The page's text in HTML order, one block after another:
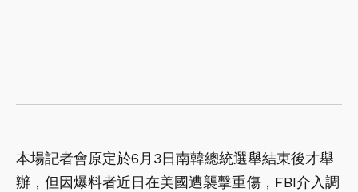
本場記者會原定於6月3日南韓總統選舉結束後才舉
辦，但因爆料者近日在美國遭襲擊重傷，FBI介入調